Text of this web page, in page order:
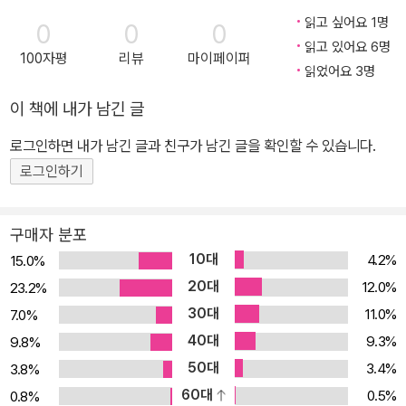
0
100자평
0
리뷰
0
마이페이퍼
읽고 싶어요 1명
읽고 있어요 6명
읽었어요 3명
이 책에 내가 남긴 글
로그인하면 내가 남긴 글과 친구가 남긴 글을 확인할 수 있습니다.
로그인하기
구매자 분포
15.0% 10대
4.2%
23.2%
20대
12.0%
7.0%
30대
11.0%
9.8%
40대
9.3%
3.8%
50대
3.4%
0.8%
60대
0.5%